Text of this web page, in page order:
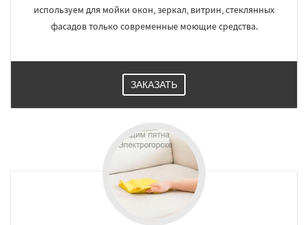
используем для мойки окон, зеркал, витрин, стеклянных
фасадов только современные моющие средства.
ЗАКАЗАТЬ